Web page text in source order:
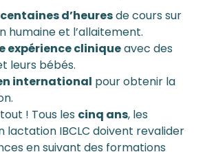
d’heuresde cours sur
humaine et l’allaitement.
expérience cliniqueavec des
leurs bébés.
international pour obtenir la
! Tous les cinq ans, les
lactation IBCLC doivent revalider
en suivant des formations